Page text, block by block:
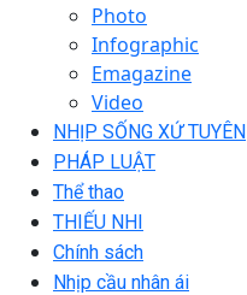
Photo
Infographic
Emagazine
Video
NHỊP SỐNG XỨ TUYÊN
PHÁP LUẬT
Thể thao
THIẾU NHI
Chính sách
Nhịp cầu nhân ái